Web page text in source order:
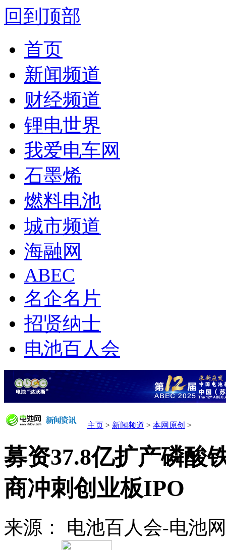
回到顶部
首页
新闻频道
财经频道
锂电世界
我爱电车网
石墨烯
燃料电池
城市频道
海融网
ABEC
名企名片
招贤纳士
电池百人会
主页 > 新闻频道 > 本网原创 >
募资37.8亿扩产磷酸
商冲刺创业板IPO
来源： 电池百人会-电池